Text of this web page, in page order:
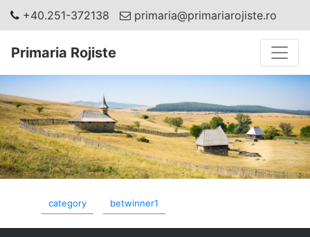
+40.251-372138 primaria@primariarojiste.ro
Primaria Rojiste
category betwinner1